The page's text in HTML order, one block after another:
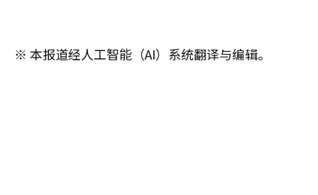
※ 本报道经人工智能（AI）系统翻译与编辑。